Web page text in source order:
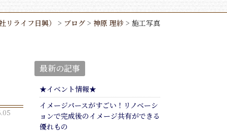
リライフ日興） > ブログ > 神原 理紗 > 施工写真
最新の記事
★イベント情報★
イメージパースがすごい！リノベーシ
ョンで完成後のイメージ共有ができる
優れもの